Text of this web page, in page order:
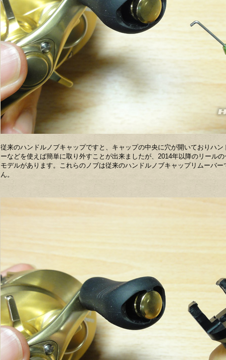
従来のハンドルノブキャップですと、キャップの中央に穴が開いておりハ
ーなどを使えば簡単に取り外すことが出来ましたが、2014年以降のリール
モデルがあります。これらのノブは従来のハンドルノブキャップリムーバ
ん。